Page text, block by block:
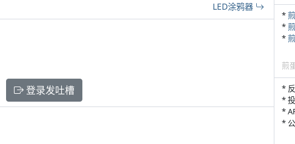
LED涂鸦器
登录发吐槽
*
*
*
煎
*
*
*
*